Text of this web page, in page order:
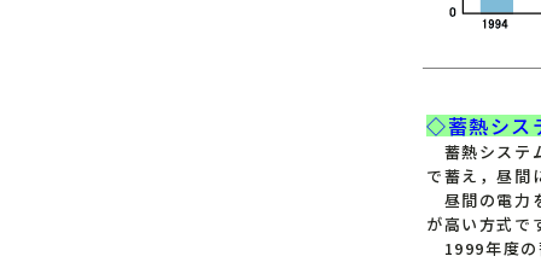
◇蓄熱シス
蓄熱システ
で蓄え，昼間
昼間の電力
が高い方式で
1999年度の